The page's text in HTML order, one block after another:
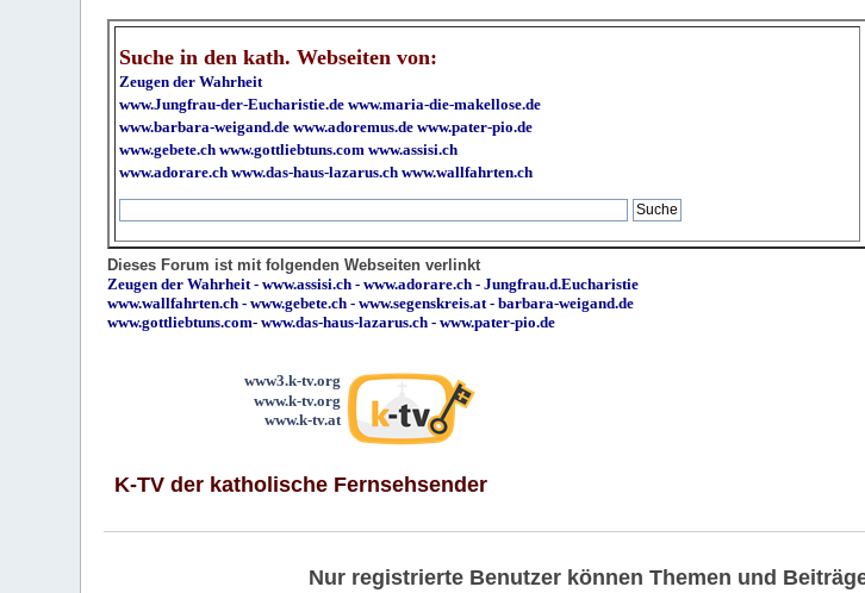
Suche in den kath. Webseiten von:
Zeugen der Wahrheit
www.Jungfrau-der-Eucharistie.de www.maria-die-makellose.de
www.barbara-weigand.de www.adoremus.de www.pater-pio.de
www.gebete.ch www.gottliebtuns.com www.assisi.ch
www.adorare.ch www.das-haus-lazarus.ch www.wallfahrten.ch
Dieses Forum ist mit folgenden Webseiten verlinkt
Zeugen der Wahrheit -www.assisi.ch -www.adorare.ch -Jungfrau.d.Eucharistie
www.wallfahrten.ch -www.gebete.ch -www.segenskreis.at -barbara-weigand.de
www.gottliebtuns.com-www.das-haus-lazarus.ch - www.pater-pio.de
www3.k-tv.org
www.k-tv.org
www.k-tv.at
K-TV der katholische Fernsehsender
Nur registrierte Benutzer können Themen und